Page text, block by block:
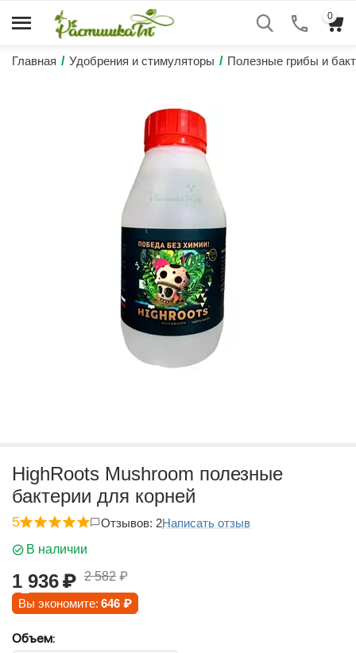
0
Главная / Удобрения и стимуляторы / Полезные грибы и
HighRoots Mushroom полезные
бактерии для корней
5 Отзывов: 2Написать отзыв
В наличии
1 936₽ 2 582 ₽
Вы экономите: 646 ₽
Объем: